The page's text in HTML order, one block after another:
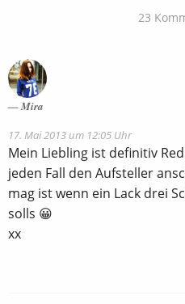
23
Mira
17. Mai 2013 um 12:05 Uhr
Mein Liebling ist definitiv
jeden Fall den Aufsteller
mag ist wenn ein Lack drei
solls 😀
xx